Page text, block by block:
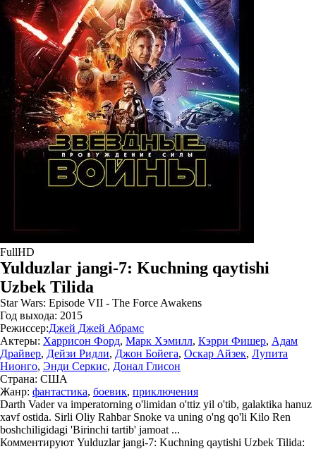
FullHD
Yulduzlar jangi-7: Kuchning qaytishi
Uzbek Tilida
Star Wars: Episode VII - The Force Awakens
Год выхода: 2015
Режиссер:Джей Джей Абрамс
Актеры: Харрисон Форд, Марк Хэмилл, Кэрри Фишер, Адам
Драйвер, Дейзи Ридли, Джон Бойега, Оскар Айзек, Лупита
Нионго, Энди Серкис, Донал Глисон
Страна: США
Жанр: фантастика, боевик, приключения
Darth Vader va imperatorning o'limidan o'ttiz yil o'tib, galaktika hanuz
xavf ostida. Sirli Oliy Rahbar Snoke va uning o'ng qo'li Kilo Ren
boshchiligidagi 'Birinchi tartib' jamoat ...
Комментируют Yulduzlar jangi-7: Kuchning qaytishi Uzbek Tilida: